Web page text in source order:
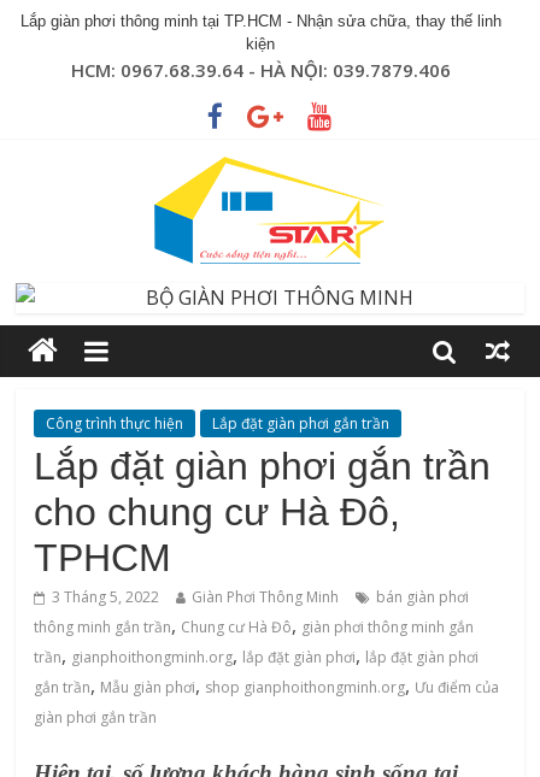
Lắp giàn phơi thông minh tại TP.HCM - Nhận sửa chữa, thay thế linh
kiện
HCM: 0967.68.39.64 - HÀ NỘI: 039.7879.406
Công trình thực hiện Lắp đặt giàn phơi gắn trần
Lắp đặt giàn phơi gắn trần
cho chung cư Hà Đô,
TPHCM
3 Tháng 5, 2022 Giàn Phơi Thông Minh
bán giàn phơi
thông minh gắn trần, Chung cư Hà Đô, giàn phơi thông minh gắn
trần, gianphoithongminh.org, lắp đặt giàn phơi, lắp đặt giàn phơi
gắn trần, Mẫu giàn phơi, shop gianphoithongminh.org, Ưu điểm của
giàn phơi gắn trần